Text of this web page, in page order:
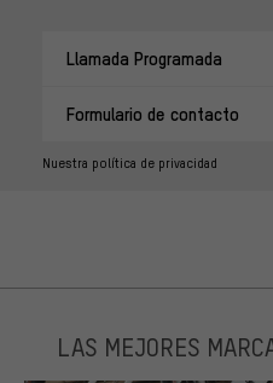
Llamada Programada
Formulario de contacto
Nuestra política de privacidad
LAS MEJORES